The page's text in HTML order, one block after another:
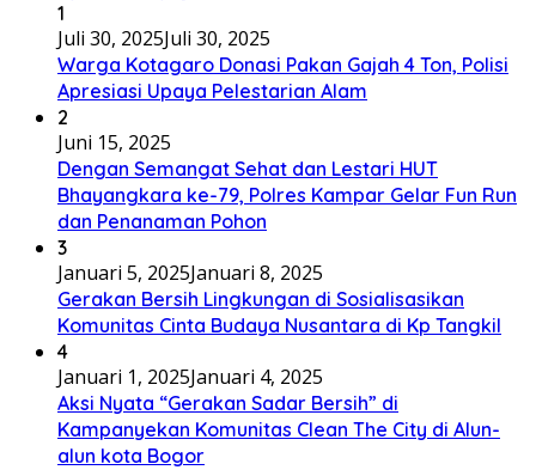
1
Juli 30, 2025Juli 30, 2025
Warga Kotagaro Donasi Pakan Gajah 4 Ton, Polisi
Apresiasi Upaya Pelestarian Alam
2
Juni 15, 2025
Dengan Semangat Sehat dan Lestari HUT
Bhayangkara ke-79, Polres Kampar Gelar Fun Run
dan Penanaman Pohon
3
Januari 5, 2025Januari 8, 2025
Gerakan Bersih Lingkungan di Sosialisasikan
Komunitas Cinta Budaya Nusantara di Kp Tangkil
4
Januari 1, 2025Januari 4, 2025
Aksi Nyata “Gerakan Sadar Bersih” di
Kampanyekan Komunitas Clean The City di Alun-
alun kota Bogor